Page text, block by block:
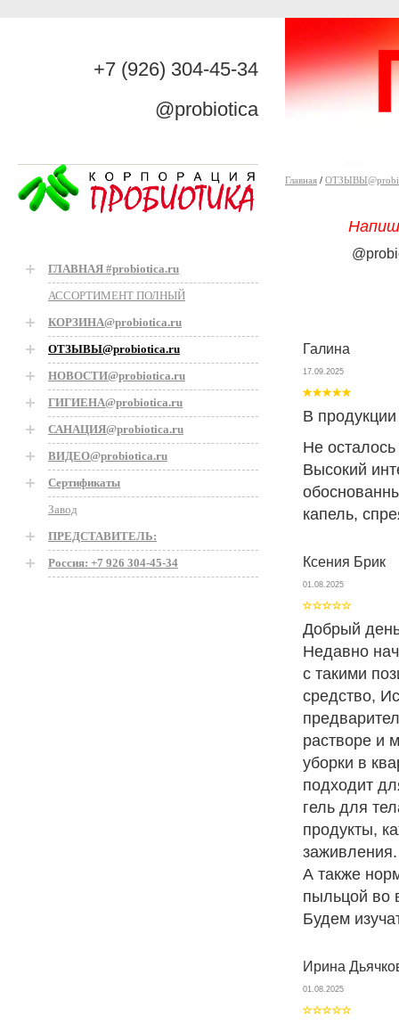
+7 (926) 304-45-34
@probiotica
ГЛАВНАЯ #probiotica.ru
АССОРТИМЕНТ ПОЛНЫЙ
КОРЗИНА@probiotica.ru
ОТЗЫВЫ@probiotica.ru
НОВОСТИ@probiotica.ru
ГИГИЕНА@probiotica.ru
САНАЦИЯ@probiotica.ru
ВИДЕО@probiotica.ru
Сертификаты
Завод
ПРЕДСТАВИТЕЛЬ:
Россия: +7 926 304-45-34
Главная /
Галина
17.09.2025
В
Не
Высокий
капель,
Ксения Брик
01.08.2025
Добрый
Недавно
с такими
средство,
растворе и
уборки в
подходит
гель для
продукты,
заживления.
А также
пыльцой во
Будем
Ирина
01.08.2025